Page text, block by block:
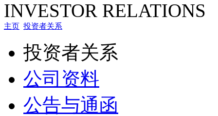
INVESTOR RELATIONS
主页 投资者关系
投资者关系
公司资料
公告与通函